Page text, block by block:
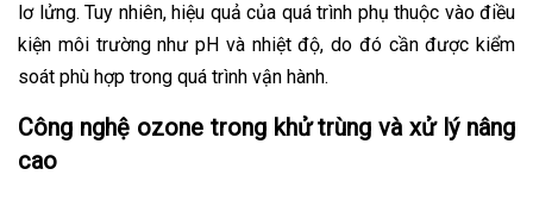
lơ lửng. Tuy nhiên, hiệu quả của quá trình phụ thuộc vào điều
kiện môi trường như pH và nhiệt độ, do đó cần được kiểm
soát phù hợp trong quá trình vận hành.
Công nghệ ozone trong khử trùng và xử lý nâng
cao